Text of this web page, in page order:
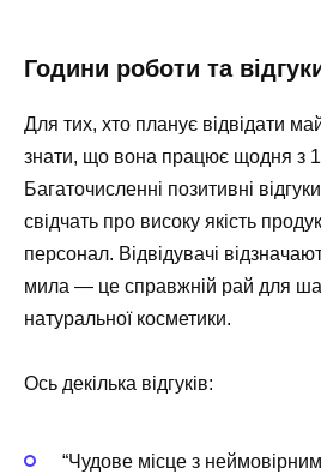
Години роботи та
Для тих, хто планує відвідати
знати, що вона працює щодня з
Багаточисленні позитивні
свідчать про високу якість
персонал. Відвідувачі
мила — це справжній рай для
натуральної косметики.
Ось декілька відгуків:
“Чудове місце з